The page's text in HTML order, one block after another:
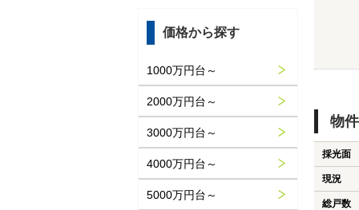
物
採光面
現況
総戸数
価格から探す
1000万円台～
2000万円台～
3000万円台～
4000万円台～
5000万円台～